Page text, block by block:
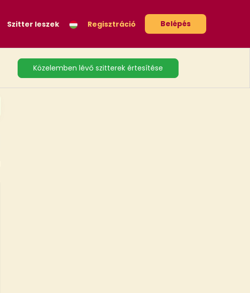
Belépés
Szitter leszek Regisztráció
Közelemben lévő szitterek értesítése